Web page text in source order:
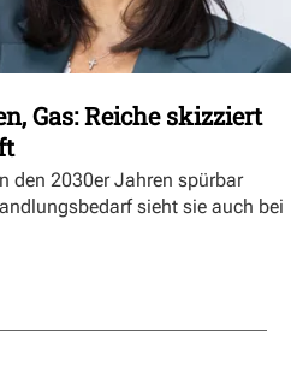
Gas: Reiche skizziert
den 2030er Jahren spürbar
sieht sie auch bei